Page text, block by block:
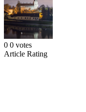
0 0 votes
Article Rating